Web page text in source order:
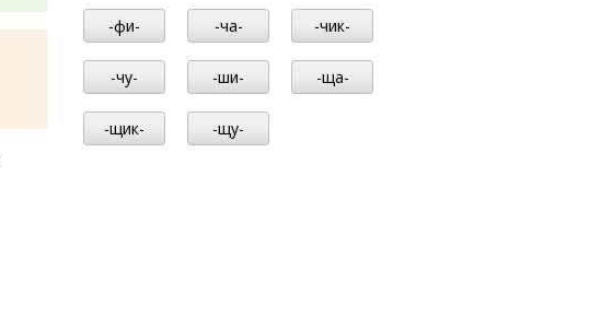
-фи- -ча- -чик-
-чу- -ши- -ща-
-щик- -щу-